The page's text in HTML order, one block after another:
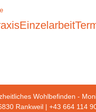
Einzelarbeit
Wohlbefinden -
Rankweil | +43 664 114